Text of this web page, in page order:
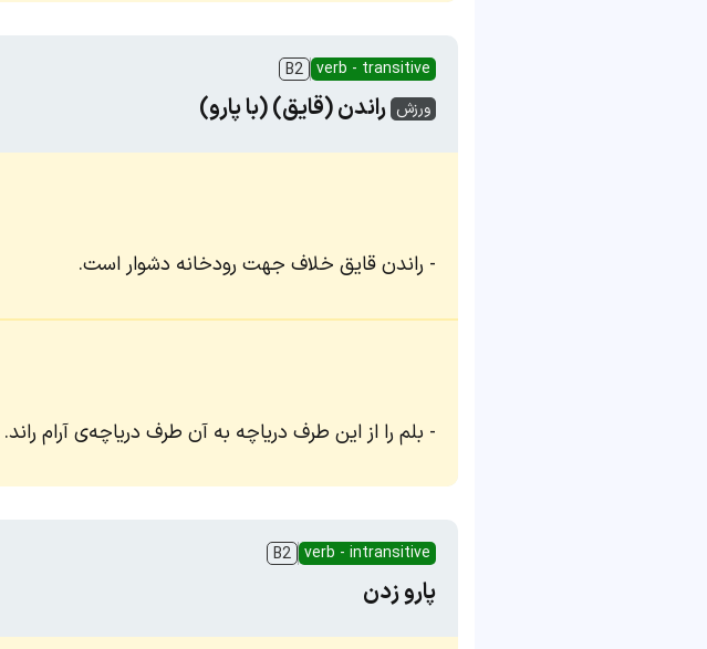
verb - transitive
B2
ورزش راندن (قایق) (با پارو)
راندن قایق خلاف جهت رودخانه دشوار است.
بلم را از این طرف دریاچه به آن طرف دریاچه‌ی آرام راند.
verb - intransitive
B2
پارو زدن